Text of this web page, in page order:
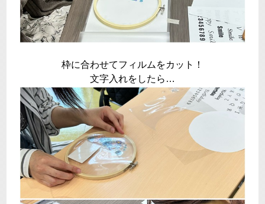
枠に合わせてフィルムをカット！
文字入れをしたら…